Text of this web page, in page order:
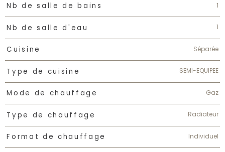
Nb de salle de bains 1
Nb de salle d'eau 1
Cuisine Séparée
Type de cuisine SEMI-EQUIPEE
Mode de chauffage Gaz
Type de chauffage Radiateur
Format de chauffage Individuel